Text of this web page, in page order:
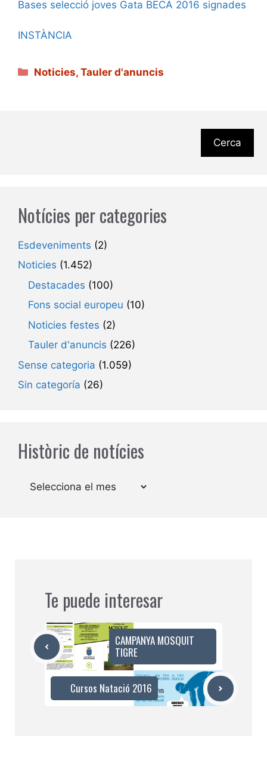
Bases selecció joves Gata BECA 2016 signades
INSTÀNCIA
Categories
Noticies,Tauler d'anuncis
Cerca
Notícies per categories
Esdeveniments (2)
Noticies (1.452)
Destacades (100)
Fons social europeu (10)
Noticies festes (2)
Tauler d'anuncis (226)
Sense categoria (1.059)
Sin categoría (26)
Històric de notícies
Arxius
Te puede interesar
CAMPANYA MOSQUIT
TIGRE
Cursos Natació 2016